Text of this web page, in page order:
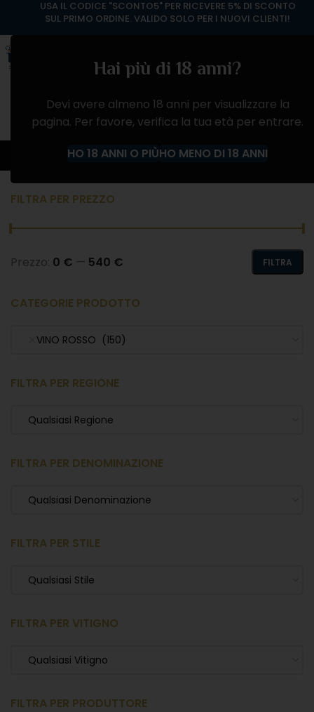
Hai più di 18 anni?
Devi avere almeno 18 anni per visualizzare la
pagina. Per favore, verifica la tua età per entrare.
HO 18 ANNI O PIÙHO MENO DI 18 ANNI
VINO ROSSO
FILTRA PER PREZZO
FILTRA
Prezzo: 0 € — 540 €
CATEGORIE PRODOTTO
VINO ROSSO (150)
FILTRA PER REGIONE
Qualsiasi Regione
FILTRA PER DENOMINAZIONE
Qualsiasi Denominazione
FILTRA PER STILE
Qualsiasi Stile
FILTRA PER VITIGNO
Qualsiasi Vitigno
FILTRA PER PRODUTTORE
USA IL CODICE "SCONTO5" PER RICEVERE 5% DI SCONTO
SUL PRIMO ORDINE. VALIDO SOLO PER I NUOVI CLIENTI!